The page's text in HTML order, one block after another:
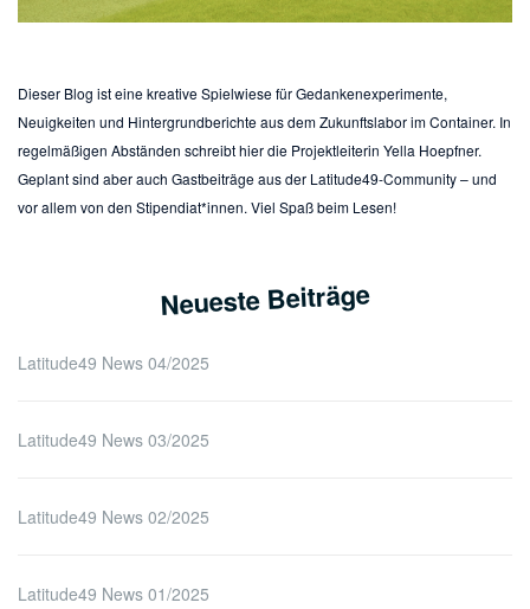
Dieser Blog ist eine kreative Spielwiese für Gedankenexperimente,
Neuigkeiten und Hintergrundberichte aus dem Zukunftslabor im Container. In
regelmäßigen Abständen schreibt hier die Projektleiterin Yella Hoepfner.
Geplant sind aber auch Gastbeiträge aus der Latitude49-Community – und
vor allem von den Stipendiat*innen. Viel Spaß beim Lesen!
Neueste Beiträge
Latitude49 News 04/2025
Latitude49 News 03/2025
Latitude49 News 02/2025
Latitude49 News 01/2025